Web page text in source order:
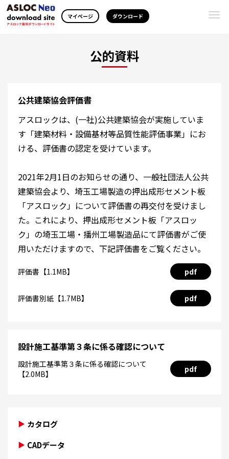
マイページ ダウンロード
公的資料
公共建築協会評価書
アスロックは、(一社)公共建築協会が実施していま
す「建築材料・設備基材等品質性能評価事業」にお
ける、評価書の認定を受けています。
2021年2月1日のお知らせの通り、一般社団法人公共
建築協会より、埼玉工場製造の押出成形セメント板
「アスロック」について評価書の再交付を受けまし
た。これにより、押出成形セメント板「アスロッ
ク」の埼玉工場・播州工場製造品にて評価書がご使
用いただけますので、下記評価書をご覧ください。
評価書【1.1MB】 pdf
評価書別紙【1.7MB】 pdf
設計施工基準第３条に係る確認について
設計施工基準第３条に係る確認について
【2.0MB】
pdf
カタログ
CADデータ